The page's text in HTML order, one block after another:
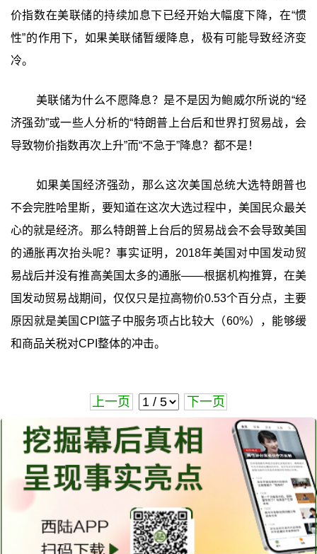
价指数在美联储的持续加息下已经开始大幅度下降，在“惯
性”的作用下，如果美联储暂缓降息，极有可能导致经济变
冷。
美联储为什么不愿降息？是不是因为鲍威尔所说的“经
济强劲”或一些人分析的“特朗普上台后和世界打贸易战，会
导致物价指数再次上升”而“不急于”降息？都不是！
如果美国经济强劲，那么这次美国总统大选特朗普也
不会完胜哈里斯，要知道在这次大选过程中，美国民众最关
心的就是经济。那么特朗普上台后的贸易战会不会导致美国
的通胀再次抬头呢？事实证明，2018年美国对中国发动贸
易战后并没有推高美国太多的通胀——根据机构推算，在美
国发动贸易战期间，仅仅只是拉高物价0.53个百分点，主要
原因就是美国CPI篮子中服务项占比较大（60%），能够缓
和商品关税对CPI整体的冲击。
上一页 下一页